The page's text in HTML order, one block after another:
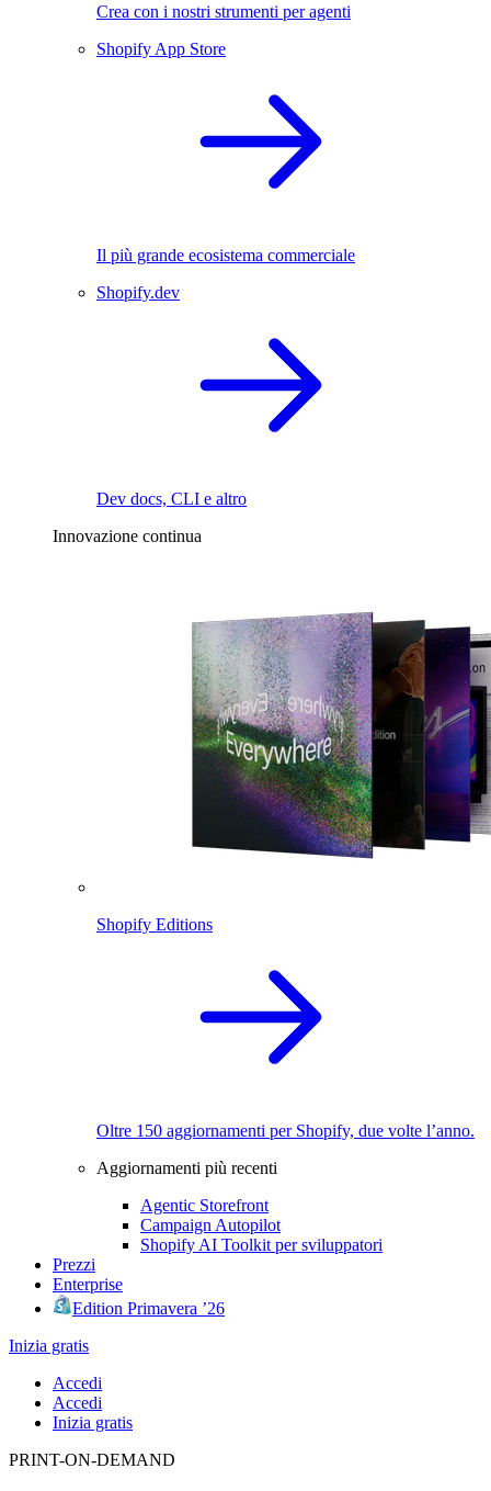
Crea con i nostri strumenti per agenti
Shopify App Store
Il più grande ecosistema commerciale
Shopify.dev
Dev docs, CLI e altro
Innovazione continua
Shopify Editions
Oltre 150 aggiornamenti per Shopify, due volte l’anno.
Aggiornamenti più recenti
Agentic Storefront
Campaign Autopilot
Shopify AI Toolkit per sviluppatori
Prezzi
Enterprise
Edition Primavera ’26
Inizia gratis
Accedi
Accedi
Inizia gratis
PRINT-ON-DEMAND